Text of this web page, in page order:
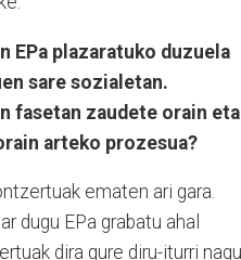
EPa plazaratuko duzuela
sare sozialetan.
fasetan zaudete orain eta
arteko prozesua?
ematen ari gara.
dugu EPa grabatu ahal
dira gure diru-iturri